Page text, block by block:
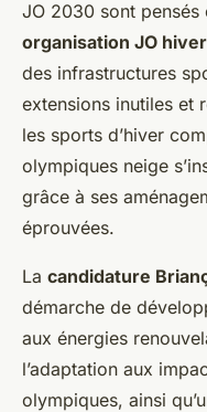
JO 2030 sont pensés
organisation JO
des infrastructures
extensions inutiles et
les sports d’hiver
olympiques neige
grâce à ses
éprouvées.
La candidature
démarche de
aux énergies
l’adaptation aux
olympiques, ainsi